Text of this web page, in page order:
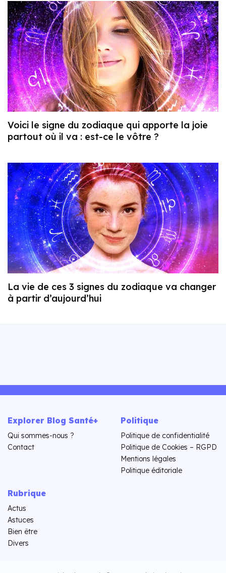
Voici le signe du zodiaque qui apporte la joie
partout où il va : est-ce le vôtre ?
La vie de ces 3 signes du zodiaque va changer
à partir d’aujourd’hui
Explorer Blog Santé+
Qui sommes-nous ?
Contact
Politique
Politique de confidentialité
Politique de Cookies – RGPD
Mentions légales
Politique éditoriale
Rubrique
Actus
Astuces
Bien être
Divers